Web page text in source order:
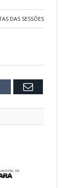
DAS SESSÕES
Email